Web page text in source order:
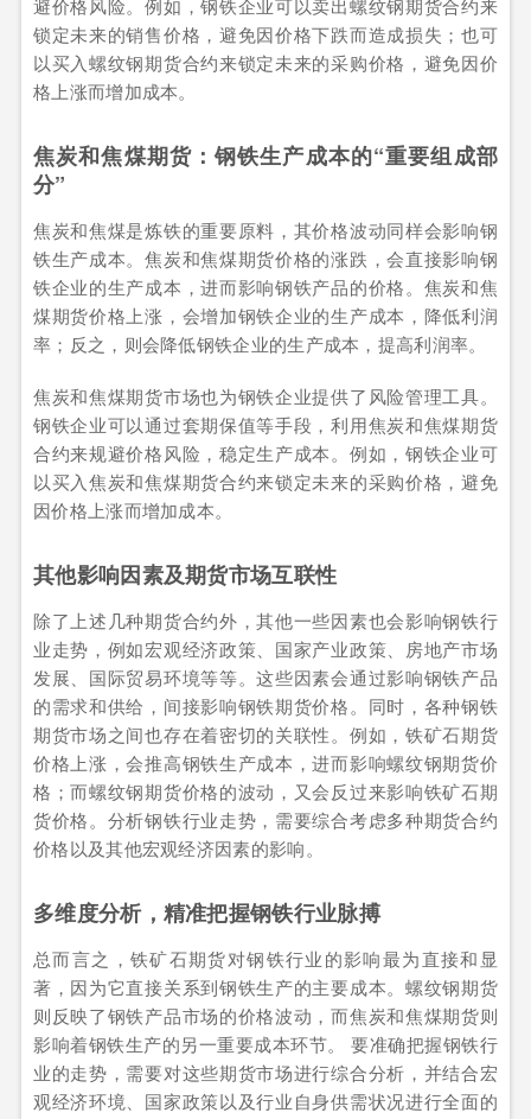
避价格风险。例如，钢铁企业可以卖出螺纹钢期货合约来
锁定未来的销售价格，避免因价格下跌而造成损失；也可
以买入螺纹钢期货合约来锁定未来的采购价格，避免因价
格上涨而增加成本。
焦炭和焦煤期货：钢铁生产成本的“重要组成部
分”
焦炭和焦煤是炼铁的重要原料，其价格波动同样会影响钢
铁生产成本。焦炭和焦煤期货价格的涨跌，会直接影响钢
铁企业的生产成本，进而影响钢铁产品的价格。焦炭和焦
煤期货价格上涨，会增加钢铁企业的生产成本，降低利润
率；反之，则会降低钢铁企业的生产成本，提高利润率。
焦炭和焦煤期货市场也为钢铁企业提供了风险管理工具。
钢铁企业可以通过套期保值等手段，利用焦炭和焦煤期货
合约来规避价格风险，稳定生产成本。例如，钢铁企业可
以买入焦炭和焦煤期货合约来锁定未来的采购价格，避免
因价格上涨而增加成本。
其他影响因素及期货市场互联性
除了上述几种期货合约外，其他一些因素也会影响钢铁行
业走势，例如宏观经济政策、国家产业政策、房地产市场
发展、国际贸易环境等等。这些因素会通过影响钢铁产品
的需求和供给，间接影响钢铁期货价格。同时，各种钢铁
期货市场之间也存在着密切的关联性。例如，铁矿石期货
价格上涨，会推高钢铁生产成本，进而影响螺纹钢期货价
格；而螺纹钢期货价格的波动，又会反过来影响铁矿石期
货价格。分析钢铁行业走势，需要综合考虑多种期货合约
价格以及其他宏观经济因素的影响。
多维度分析，精准把握钢铁行业脉搏
总而言之，铁矿石期货对钢铁行业的影响最为直接和显
著，因为它直接关系到钢铁生产的主要成本。螺纹钢期货
则反映了钢铁产品市场的价格波动，而焦炭和焦煤期货则
影响着钢铁生产的另一重要成本环节。 要准确把握钢铁行
业的走势，需要对这些期货市场进行综合分析，并结合宏
观经济环境、国家政策以及行业自身供需状况进行全面的